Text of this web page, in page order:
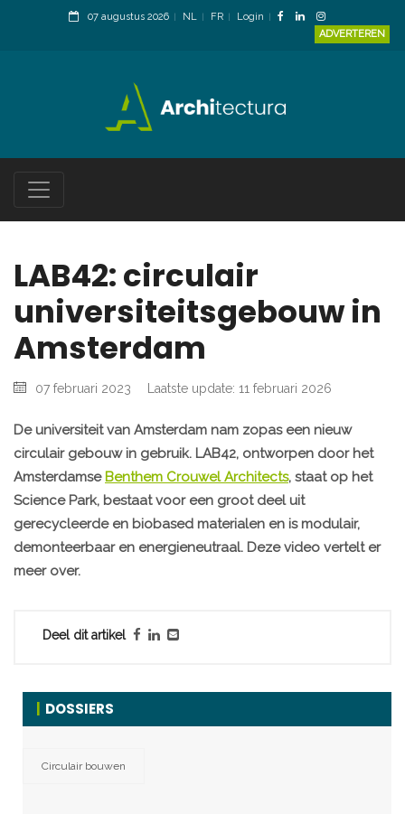
07 augustus 2026 NL FR
Login
ADVERTEREN
LAB42: circulair
universiteitsgebouw in
Amsterdam
07 februari 2023 Laatste update: 11 februari 2026
De universiteit van Amsterdam nam zopas een nieuw
circulair gebouw in gebruik. LAB42, ontworpen door het
Amsterdamse Benthem Crouwel Architects, staat op het
Science Park, bestaat voor een groot deel uit
gerecycleerde en biobased materialen en is modulair,
demonteerbaar en energieneutraal. Deze video vertelt er
meer over.
Deel dit artikel
DOSSIERS
Circulair bouwen